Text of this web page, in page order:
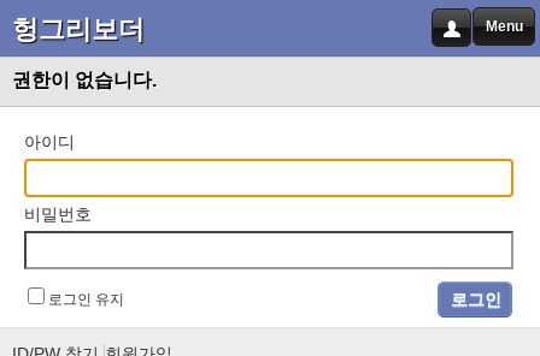
헝그리보더 Menu
권한이 없습니다.
아이디
비밀번호
로그인 유지